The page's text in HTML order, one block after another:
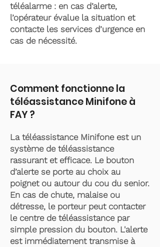
téléalarme : en cas d’alerte,
l’opérateur évalue la situation et
contacte les services d’urgence en
cas de nécessité.
Comment fonctionne la
téléassistance Minifone à
FAY ?
La téléassistance Minifone est un
système de téléassistance
rassurant et efficace. Le bouton
d’alerte se porte au choix au
poignet ou autour du cou du senior.
En cas de chute, malaise ou
détresse, le porteur peut contacter
le centre de téléassistance par
simple pression du bouton. L'alerte
est immédiatement transmise à